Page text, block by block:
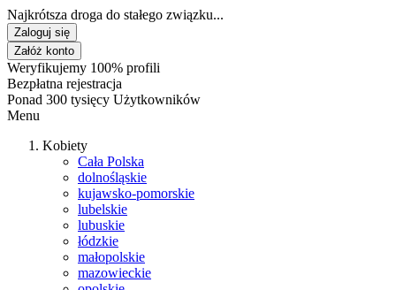
Najkrótsza droga do stałego związku...
Zaloguj się
Załóż konto
Weryfikujemy 100% profili
Bezpłatna rejestracja
Ponad 300 tysięcy Użytkowników
Menu
Kobiety
Cała Polska
dolnośląskie
kujawsko-pomorskie
lubelskie
lubuskie
łódzkie
małopolskie
mazowieckie